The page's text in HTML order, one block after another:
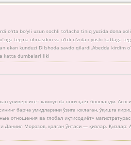
oʻrta boʻyli uzun sochli toʻlacha tiniq yuzida dona
tegina olmasdim va oʻtdi oʻzidan yoshi kattaga
ekan kunduzi Dilshoda savdo qilardi.Abedda kirdim
katta dumbalari liki
университет кампусida янги ҳаёт бошланди.
барча умидларини ўзига юклаган, ўқишга
отношения ва глобал иқтисодиёт»
Даниил Морозов, қолган ўнтаси — қизлар. Қизлар: